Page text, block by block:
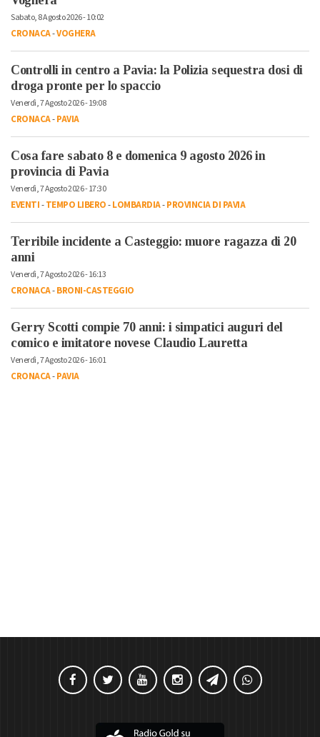
Sabato, 8 Agosto 2026 - 10:02
CRONACA-VOGHERA
Controlli in centro a Pavia: la Polizia sequestra dosi di
droga pronte per lo spaccio
Venerdì, 7 Agosto 2026 - 19:08
CRONACA-PAVIA
Cosa fare sabato 8 e domenica 9 agosto 2026 in
provincia di Pavia
Venerdì, 7 Agosto 2026 - 17:30
EVENTI-TEMPO LIBERO-LOMBARDIA-PROVINCIA DI PAVIA
Terribile incidente a Casteggio: muore ragazza di 20
anni
Venerdì, 7 Agosto 2026 - 16:13
CRONACA-BRONI-CASTEGGIO
Gerry Scotti compie 70 anni: i simpatici auguri del
comico e imitatore novese Claudio Lauretta
Venerdì, 7 Agosto 2026 - 16:01
CRONACA-PAVIA